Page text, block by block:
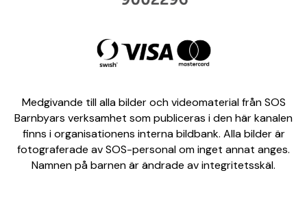
Medgivande till alla bilder och videomaterial från SOS
Barnbyars verksamhet som publiceras i den här kanalen
finns i organisationens interna bildbank. Alla bilder är
fotograferade av SOS-personal om inget annat anges.
Namnen på barnen är ändrade av integritetsskäl.